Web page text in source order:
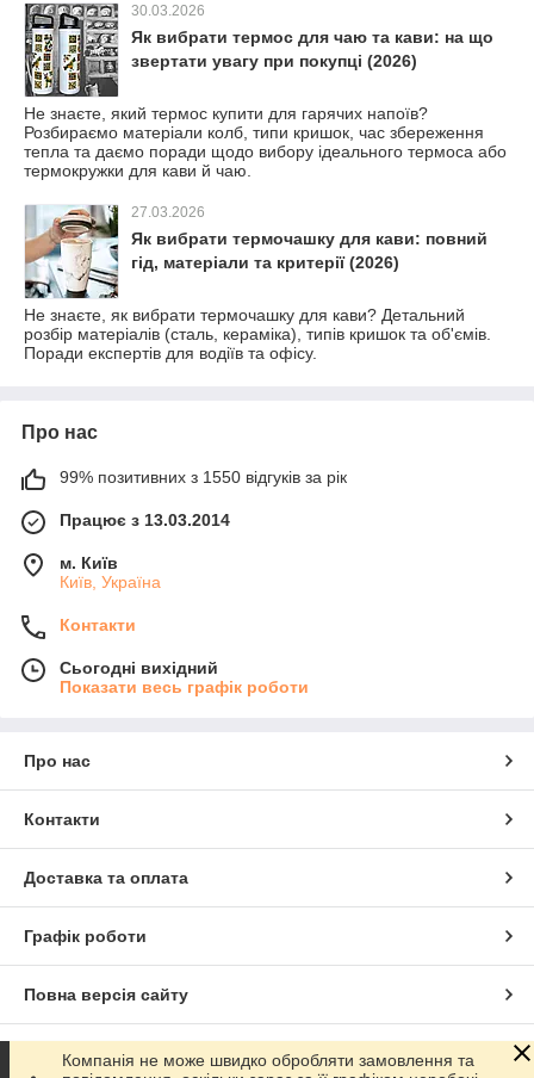
30.03.2026
Як вибрати термос для чаю та кави: на що
звертати увагу при покупці (2026)
Не знаєте, який термос купити для гарячих напоїв?
Розбираємо матеріали колб, типи кришок, час збереження
тепла та даємо поради щодо вибору ідеального термоса або
термокружки для кави й чаю.
27.03.2026
Як вибрати термочашку для кави: повний
гід, матеріали та критерії (2026)
Не знаєте, як вибрати термочашку для кави? Детальний
розбір матеріалів (сталь, кераміка), типів кришок та об'ємів.
Поради експертів для водіїв та офісу.
Про нас
99% позитивних з 1550 відгуків за рік
Працює з 13.03.2014
м. Київ
Київ, Україна
Контакти
Сьогодні вихідний
Показати весь графік роботи
Про нас
Контакти
Доставка та оплата
Графік роботи
Повна версія сайту
Сайт створено на маркетплейсі Prom.ua
Компанія не може швидко обробляти замовлення та